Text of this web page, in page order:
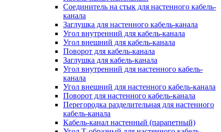
Соединитель на стык для настенного кабель-
канала
Заглушка для настенного кабель-канала
Угол внутренний для кабель-канала
Угол внешний для кабель-канала
Поворот для кабель-канала
Заглушка для кабель-канала
Угол внутренний для настенного кабель-
канала
Угол внешний для настенного кабель-канала
Поворот для настенного кабель-канала
Перегородка разделительная для настенного
кабель-канала
Кабель-канал настенный (парапетный)